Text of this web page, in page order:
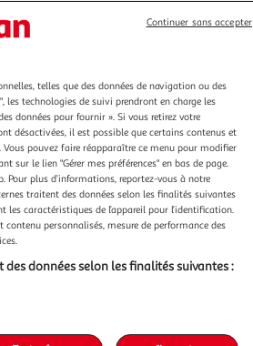
telles que des données de navigation ou des
les technologies de suivi prendront en charge les
données pour fournir ». Si vous retirez votre
désactivées, il est possible que certains contenus et
pouvez faire réapparaître ce menu pour modifier
sur le lien "Gérer mes préférences" en bas de page.
Pour plus d’informations, reportez-vous à notre
traitent des données selon les finalités suivantes
caractéristiques de l’appareil pour l’identification.
personnalisés, mesure de performance des
données selon les finalités suivantes :
Continuer sans accepter